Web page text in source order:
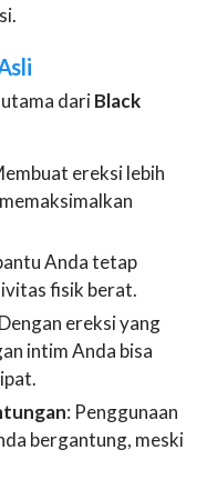
dariBlack
ereksi lebih
Anda tetap
fisik berat.
ereksi yang
intim Anda bisa
: Penggunaan
bergantung, meski